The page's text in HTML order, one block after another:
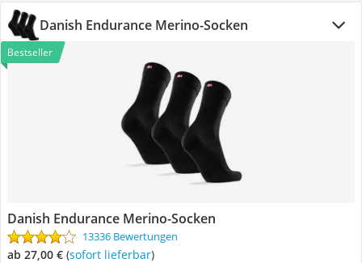
Danish Endurance Merino-Socken
Bestseller
Danish Endurance Merino-Socken
13336 Bewertungen
ab 27,00 € ( Sofort lieferbar)